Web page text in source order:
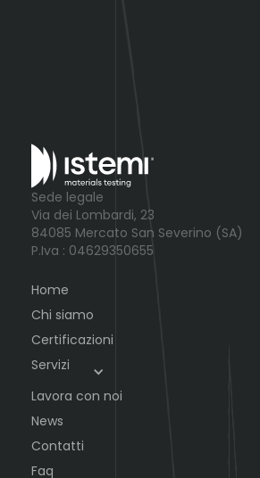
Sede legale
Via dei Lombardi, 23
84085 Mercato San Severino (SA)
P.Iva : 04629350655
Home
Chi siamo
Certificazioni
Servizi
Lavora con noi
News
Contatti
Faq